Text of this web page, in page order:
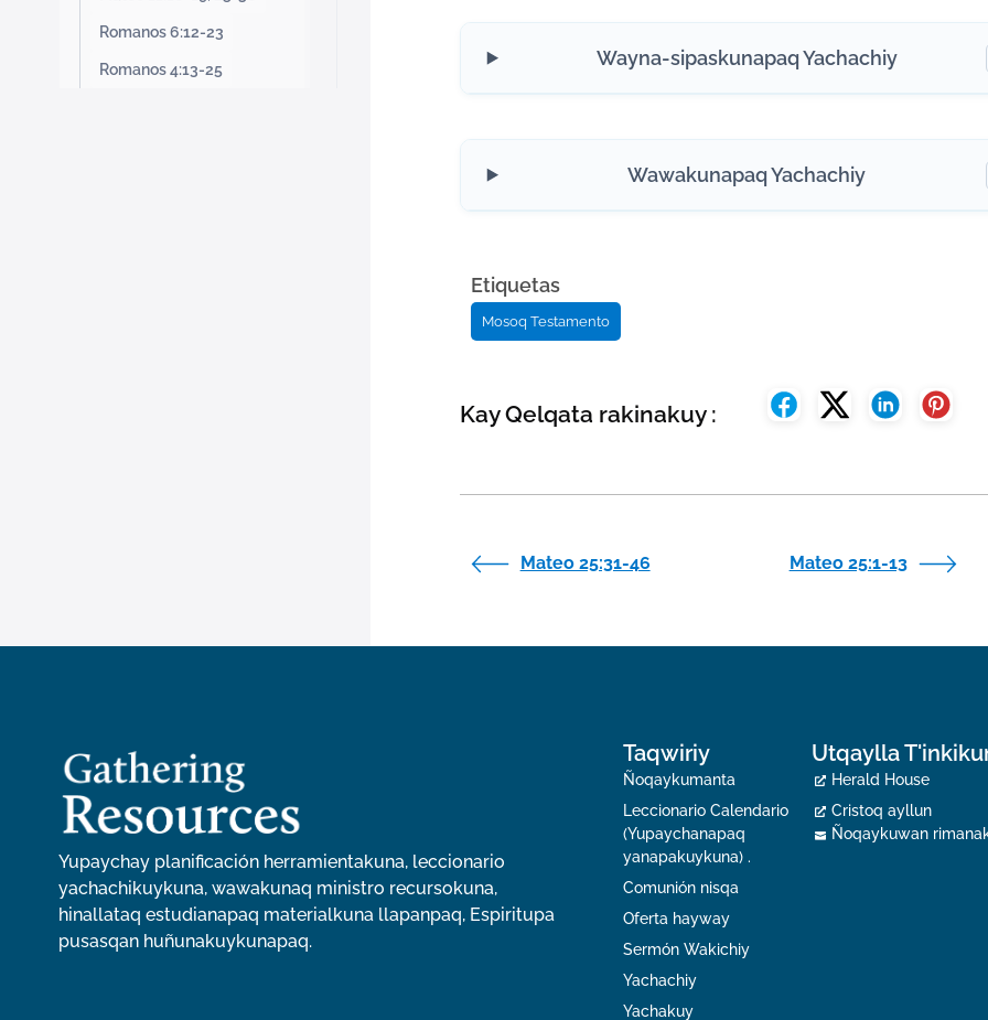
Romanos 6:12-23
Romanos 4:13-25
Wayna-sipaskunapaq Yachachiy
Wawakunapaq Yachachiy
Etiquetas
Mosoq Testamento
Kay Qelqata rakinakuy :
Mateo 25:31-46 Mateo 25:1-13
Yupaychay planificación herramientakuna, leccionario
yachachikuykuna, wawakunaq ministro recursokuna,
hinallataq estudianapaq materialkuna llapanpaq, Espiritupa
pusasqan huñunakuykunapaq.
Taqwiriy
Ñoqaykumanta
Leccionario Calendario
(Yupaychanapaq
yanapakuykuna) .
Comunión nisqa
Oferta hayway
Sermón Wakichiy
Yachachiy
Yachakuy
Utqaylla
Herald House
Cristoq ayllun
Ñoqaykuwan